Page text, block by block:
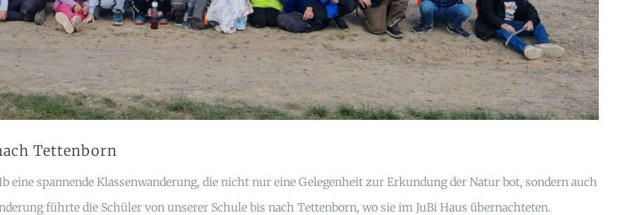
Tettenborn
eine spannende Klassenwanderung, die nicht nur eine Gelegenheit zur Erkundung der Natur bot, sondern auch
führte die Schüler von unserer Schule bis nach Tettenborn, wo sie im JuBi Haus übernachteten.